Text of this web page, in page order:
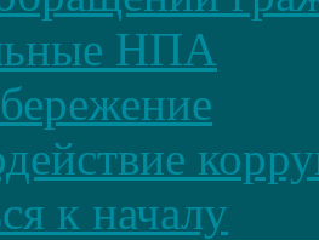
НПА
к началу